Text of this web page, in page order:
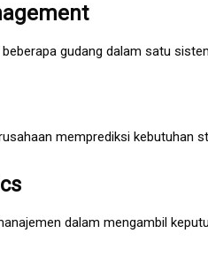
gudang dalam satu
memprediksi kebutuhan
dalam mengambil